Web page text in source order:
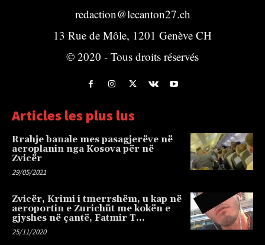
redaction@lecanton27.ch
13 Rue de Môle, 1201 Genève CH
© 2020 - Tous droits réservés
Articles les plus lus
Rrahje banale mes pasagjerëve në
aeroplanin nga Kosova për në
Zvicër
29/05/2021
Zvicër, Krimi i tmerrshëm, u kap në
aeroportin e Zurichüt me kokën e
gjyshes në çantë, Fatmir T…
25/11/2020